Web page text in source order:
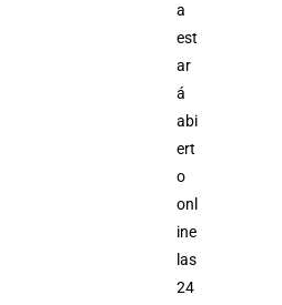
a
est
ar
á
abi
ert
o
onl
ine
las
24